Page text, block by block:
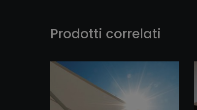
Prodotti correlati